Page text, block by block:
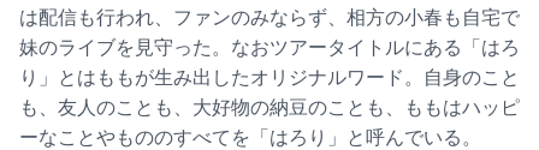
は配信も行われ、ファンのみならず、相方の小春も自宅で
妹のライブを見守った。なおツアータイトルにある「はろ
り」とはももが生み出したオリジナルワード。自身のこと
も、友人のことも、大好物の納豆のことも、ももはハッピ
ーなことやもののすべてを「はろり」と呼んでいる。